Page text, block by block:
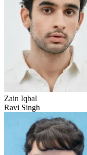
Zain Iqbal
Ravi Singh